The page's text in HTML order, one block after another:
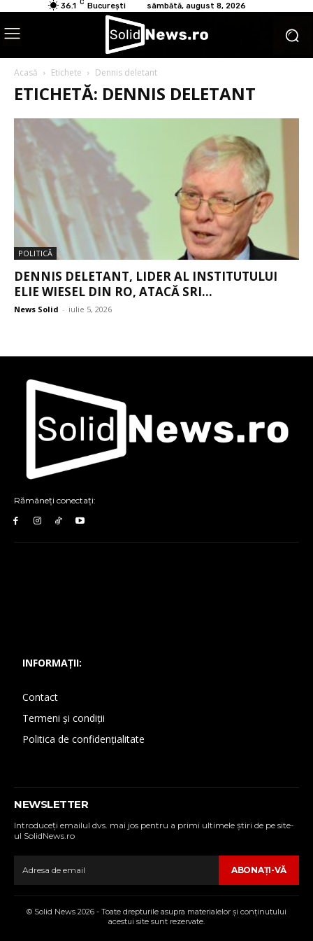
36.1 C București sâmbătă, august 8, 2026
Acasă Etichete Dennis deletant
ETICHETĂ: DENNIS DELETANT
POLITICĂ
DENNIS DELETANT, LIDER AL INSTITUTULUI
ELIE WIESEL DIN RO, ATACĂ SRI...
News Solid - iulie 5, 2026
Rămâneți conectați:
INFORMAȚII:
Contact
Termeni și condiții
Politica de confidențialitate
NEWSLETTER
Introduceţi emailul dvs. mai jos pentru a primi ultimele ştiri de pe site-
ul SolidNews.ro
ABONAŢI-VĂ
© Solid News 2026 - Toate drepturile asupra materialelor şi conţinutului
acestui site sunt rezervate.